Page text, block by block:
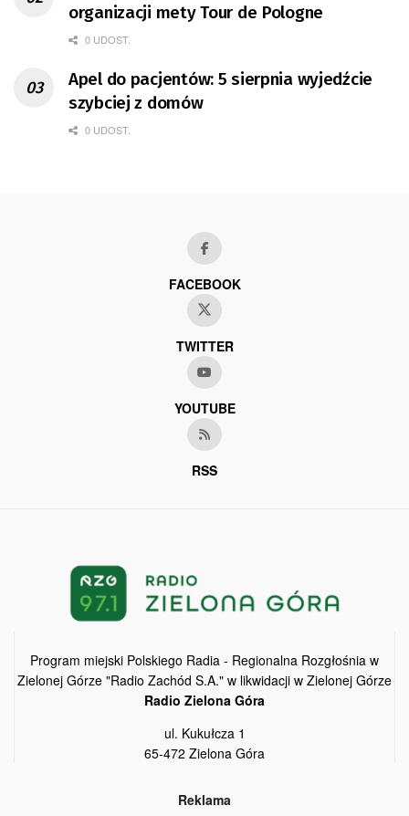
organizacji mety Tour de Pologne
0 UDOST.
Apel do pacjentów: 5 sierpnia wyjedźcie
szybciej z domów
0 UDOST.
FACEBOOK
TWITTER
YOUTUBE
RSS
Program miejski Polskiego Radia - Regionalna Rozgłośnia w
Zielonej Górze "Radio Zachód S.A." w likwidacji w Zielonej Górze
Radio Zielona Góra
ul. Kukułcza 1
65-472 Zielona Góra
Reklama